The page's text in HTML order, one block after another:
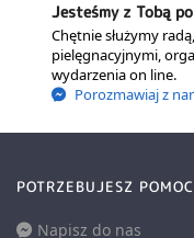
Jesteśmy z Tobą
Chętnie służymy
pielęgnacyjnymi,
wydarzenia on line.
Porozmawiaj z
POTRZEBUJESZ
Napisz do nas